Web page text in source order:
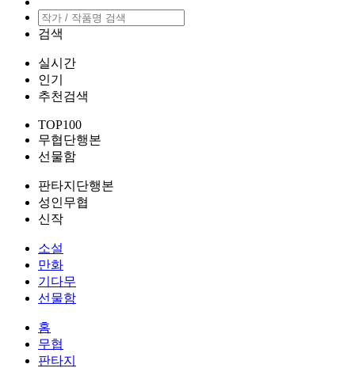
검색
실시간
인기
추천검색
TOP100
무협단행본
선물함
판타지단행본
성인무협
신작
소설
만화
기다무
선물함
홈
무협
판타지